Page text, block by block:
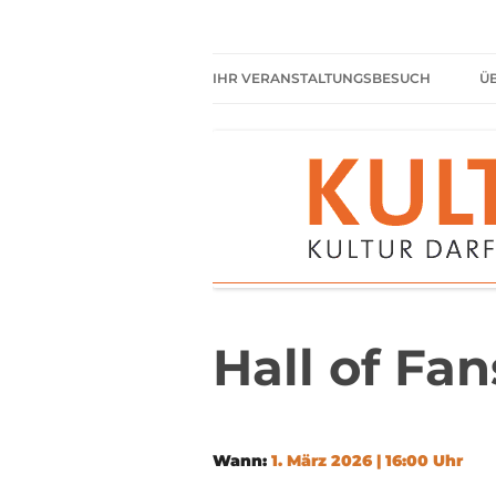
IHR VERANSTALTUNGSBESUCH
HIER HABEN SIE IMMER
FREIEN EINTRITT
SHARED READING
REGELN FÜR KULTURPARKETT
Hall of
Wann: 1. März 2026 | 16:00 Uhr